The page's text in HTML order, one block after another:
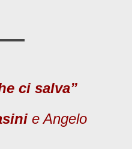
ci salva”
e Angelo